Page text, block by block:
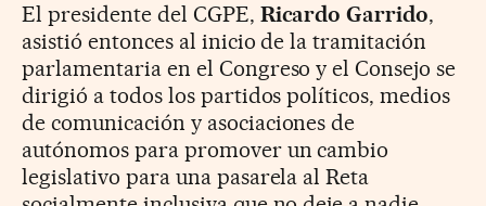
El presidente del CGPE, Ricardo Garrido,
asistió entonces al inicio de la tramitación
parlamentaria en el Congreso y el Consejo se
dirigió a todos los partidos políticos, medios
de comunicación y asociaciones de
autónomos para promover un cambio
legislativo para una pasarela al Reta